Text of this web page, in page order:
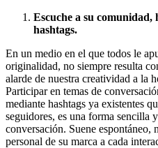
Escuche a su comunidad,
hashtags.
En un medio en el que todos le
originalidad, no siempre resulta
alarde de nuestra creatividad a la
Participar en temas de
mediante hashtags ya existentes
seguidores, es una forma sencilla
conversación. Suene espontáneo,
personal de su marca a cada